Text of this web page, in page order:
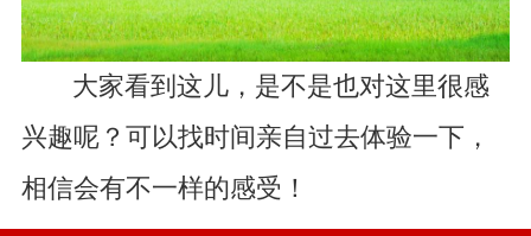
大家看到这儿，是不是也对这里很感
兴趣呢？可以找时间亲自过去体验一下，
相信会有不一样的感受！